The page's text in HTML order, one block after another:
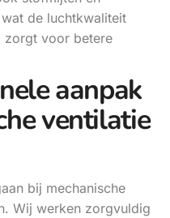
de luchtkwaliteit
zorgt voor betere
aanpak
ventilatie
bij mechanische
Wij werken zorgvuldig